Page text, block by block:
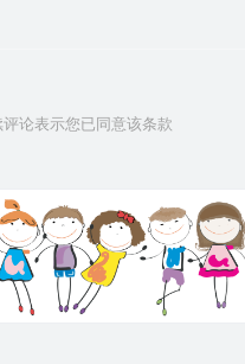
论表示您已同意该条款